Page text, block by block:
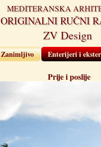
MEDITERANSKA
ZV Design
ORIGINALNI RUČNI
Zanimljivo Enterijeri i
Prije i poslije